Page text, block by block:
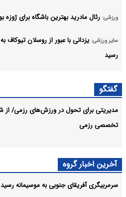
ورزشی: رئال مادرید بهترین باشگاه برای ژوزه
سایر ورزشی: یزدانی با عبور از روسلان تیوکاف
رسید
گفتگو
مدیریتی برای تحول در ورزش‌های رزمی/ از
تخصصی رزمی
آخرین اخبار گروه
سرمربیگری آفریقای جنوبی به موسیمانه رسید